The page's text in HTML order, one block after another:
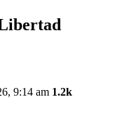
9:14 am 1.2k